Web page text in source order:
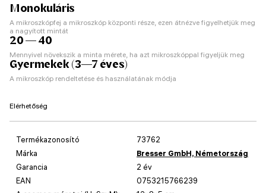
Monokuláris
A mikroszkópfej a mikroszkóp központi része, ezen átnézve figyelhetjük meg
a nagyított mintát
20 — 40
Mennyivel növekszik a minta mérete, ha azt mikroszkóppal figyeljük meg
Gyermekek (3—7 éves)
A mikroszkóp rendeltetése és használatának módja
Elérhetőség
Termékazonosító
73762
Márka
Bresser GmbH, Németország
Garancia
2 év
EAN
0753215766239